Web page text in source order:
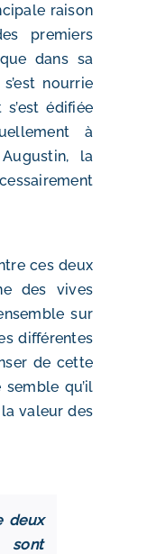
raison
premiers
dans sa
nourrie
édifiée
à
la
ces deux
des vives
sur
différentes
de cette
qu’il
valeur des
deux
sont